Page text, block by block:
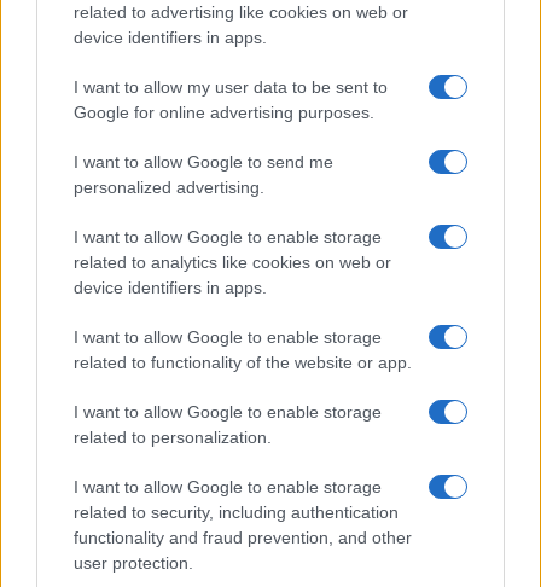
related to advertising like cookies on web or
device identifiers in apps.
I want to allow my user data to be sent to
Google for online advertising purposes.
I want to allow Google to send me
personalized advertising.
I want to allow Google to enable storage
related to analytics like cookies on web or
device identifiers in apps.
I want to allow Google to enable storage
related to functionality of the website or app.
I want to allow Google to enable storage
related to personalization.
I want to allow Google to enable storage
related to security, including authentication
functionality and fraud prevention, and other
user protection.
Continua a leggere
NOTIZIE